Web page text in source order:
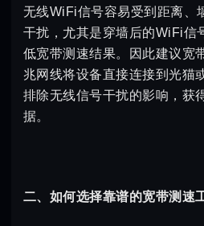
无线WiFi信号容易受到距离、
干扰，尤其是穿墙后的WiFi信
低宽带测速结果。因此建议宽
兆网线将设备直接连接到光猫
排除无线信号干扰的影响，获
据。
二、如何选择靠谱的宽带测速